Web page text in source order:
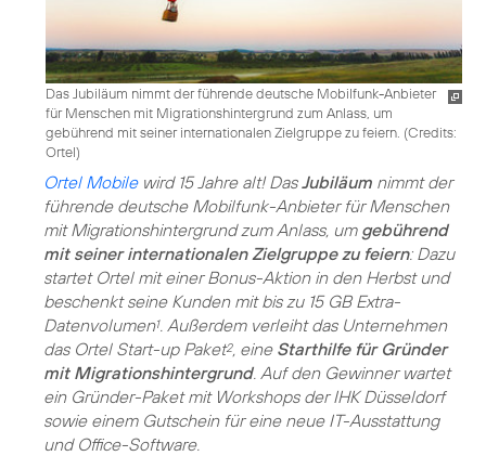
Das Jubiläum nimmt der führende deutsche Mobilfunk-Anbieter
für Menschen mit Migrationshintergrund zum Anlass, um
gebührend mit seiner internationalen Zielgruppe zu feiern. (Credits:
Ortel)
Ortel Mobilewird 15 Jahre alt! DasJubiläum nimmt der
führende deutsche Mobilfunk-Anbieter für Menschen
mit Migrationshintergrund zum Anlass, um gebührend
mit seiner internationalen Zielgruppe zu feiern: Dazu
startet Ortel mit einer Bonus-Aktion in den Herbst und
beschenkt seine Kunden mit bis zu 15 GB Extra-
Datenvolumen1. Außerdem verleiht das Unternehmen
das Ortel Start-up Paket2, eine Starthilfe für Gründer
mit Migrationshintergrund. Auf den Gewinner wartet
ein Gründer-Paket mit Workshops der IHK Düsseldorf
sowie einem Gutschein für eine neue IT-Ausstattung
und Office-Software.